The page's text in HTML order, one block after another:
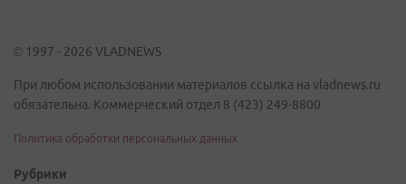
© 1997 - 2026 VLADNEWS
При любом использовании материалов ссылка на vladnews.ru
обязательна. Коммерческий отдел 8 (423) 249-8800
Политика обработки персональных данных
Рубрики